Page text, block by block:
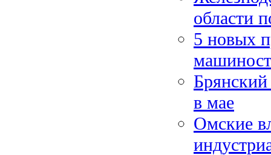
области
5 новых
Брянский
в мае
Омские